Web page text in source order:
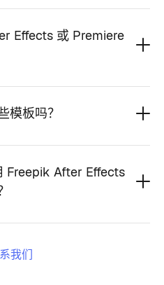
Effects 或 Premiere
模板吗？
Freepik After Effects
我们